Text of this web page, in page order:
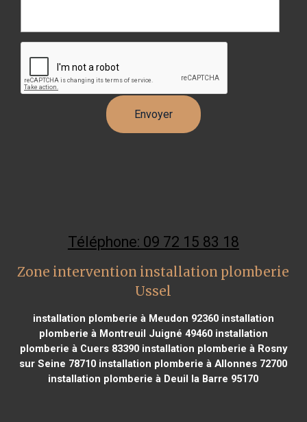
Téléphone: 09 72 15 83 18
Zone intervention installation plomberie
Ussel
installation plomberie à Meudon 92360installation
plomberie à Montreuil Juigné 49460installation
plomberie à Cuers 83390installation plomberie à Rosny
sur Seine 78710 installation plomberie à Allonnes 72700
installation plomberie à Deuil la Barre 95170